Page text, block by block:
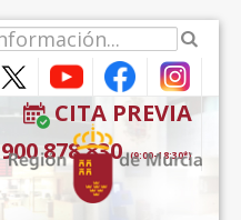
CITA PREVIA
900 878 830 (9:00-18:30*)